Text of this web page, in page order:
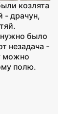
козлята
- драчун,
нужно было
незадача -
можно
полю.